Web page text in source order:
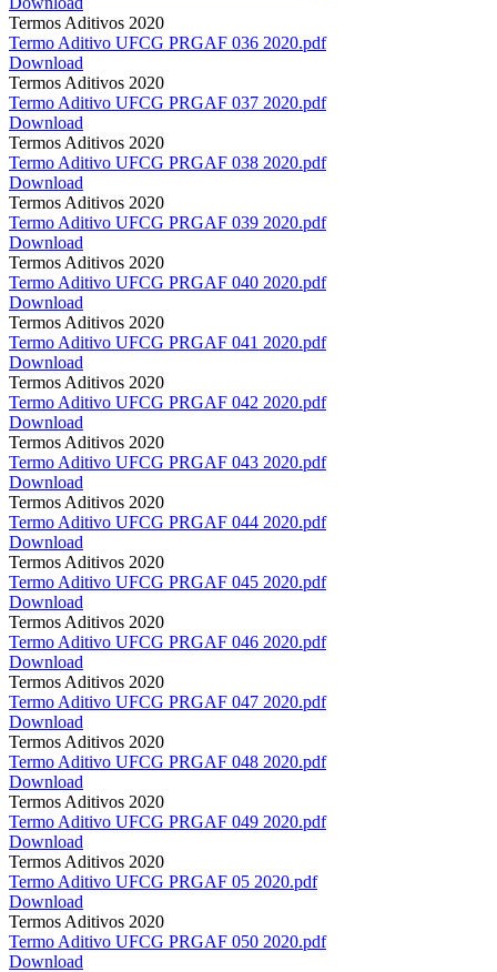
Termos Aditivos 2020
Termo Aditivo UFCG PRGAF 036 2020.pdf
Download
Termos Aditivos 2020
Termo Aditivo UFCG PRGAF 037 2020.pdf
Download
Termos Aditivos 2020
Termo Aditivo UFCG PRGAF 038 2020.pdf
Download
Termos Aditivos 2020
Termo Aditivo UFCG PRGAF 039 2020.pdf
Download
Termos Aditivos 2020
Termo Aditivo UFCG PRGAF 040 2020.pdf
Download
Termos Aditivos 2020
Termo Aditivo UFCG PRGAF 041 2020.pdf
Download
Termos Aditivos 2020
Termo Aditivo UFCG PRGAF 042 2020.pdf
Download
Termos Aditivos 2020
Termo Aditivo UFCG PRGAF 043 2020.pdf
Download
Termos Aditivos 2020
Termo Aditivo UFCG PRGAF 044 2020.pdf
Download
Termos Aditivos 2020
Termo Aditivo UFCG PRGAF 045 2020.pdf
Download
Termos Aditivos 2020
Termo Aditivo UFCG PRGAF 046 2020.pdf
Download
Termos Aditivos 2020
Termo Aditivo UFCG PRGAF 047 2020.pdf
Download
Termos Aditivos 2020
Termo Aditivo UFCG PRGAF 048 2020.pdf
Download
Termos Aditivos 2020
Termo Aditivo UFCG PRGAF 049 2020.pdf
Download
Termos Aditivos 2020
Termo Aditivo UFCG PRGAF 05 2020.pdf
Download
Termos Aditivos 2020
Termo Aditivo UFCG PRGAF 050 2020.pdf
Download